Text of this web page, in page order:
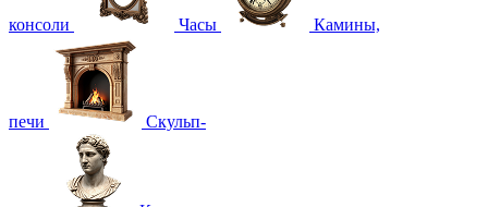
консоли Часы Камины,
печи Скульп-